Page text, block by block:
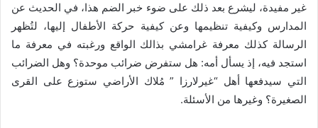
غير مفيدة، ليشرع بعد ذلك على ضوء خبر الضم هذا، في الحديث عن
المدارس وكيفية تنظيمها وعن كيفية حركة الأطفال إليها، لتُظهر
الرسالة كذلك معرفة غرامشي بذالك الواقع ورغبته في معرفة ما
استجد فيه، إذ يسأل أمه: هل ستفرض ضرائب موحدة؟ وهل الضرائب
التي سيدفعها أهل “غيرلارزا ” مُلاك الأراضي ستوزع على القرى
الصغيرة؟ وغيرها من الأسئلة.